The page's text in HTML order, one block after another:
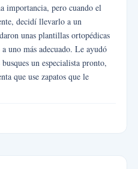
importancia, pero cuando el
decidí llevarlo a un
unas plantillas ortopédicas
uno más adecuado. Le ayudó
un especialista pronto,
que use zapatos que le